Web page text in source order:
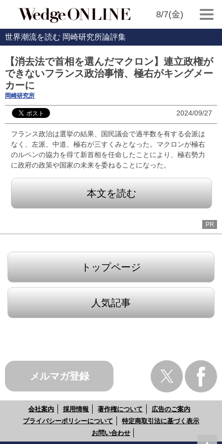
8/7(金)
世界潮流を読む 岡崎研究所論評集
【消去法で首相を選んだマクロン】連立政権が
できないフランス政治事情、極右がキングメー
カーに
岡崎研究所
2024/09/27
フランス政治は選挙の結果、国民議会で過半数を有する会派は
なく、左派、中道、極右が三すくみとなった。マクロンが極右
のルペンの協力を得て新首相を任命したことにより、極右勢力
に政府の政策や国家の未来を委ねることになった。
本文を読む
PR
トップページ
人気記事
メルマガ登録
会社案内 採用情報 著作権について
広告のご案内
プライバシーポリシーについて
特定商取引法に基づく表示
お問い合わせ